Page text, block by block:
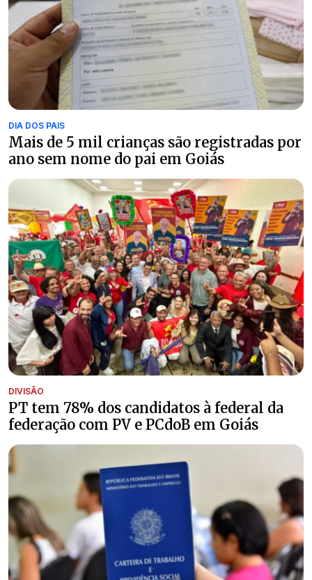
DIA DOS PAIS
Mais de 5 mil crianças são registradas por
ano sem nome do pai em Goiás
DIVISÃO
PT tem 78% dos candidatos à federal da
federação com PV e PCdoB em Goiás